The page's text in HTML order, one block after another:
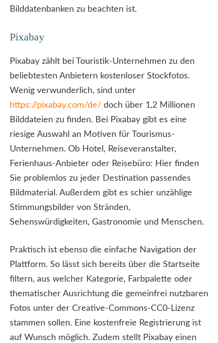
Bilddatenbanken zu beachten ist.
Pixabay
Pixabay zählt bei Touristik-Unternehmen zu den
beliebtesten Anbietern kostenloser Stockfotos.
Wenig verwunderlich, sind unter
https://pixabay.com/de/ doch über 1,2 Millionen
Bilddateien zu finden. Bei Pixabay gibt es eine
riesige Auswahl an Motiven für Tourismus-
Unternehmen. Ob Hotel, Reiseveranstalter,
Ferienhaus-Anbieter oder Reisebüro: Hier finden
Sie problemlos zu jeder Destination passendes
Bildmaterial. Außerdem gibt es schier unzählige
Stimmungsbilder von Stränden,
Sehenswürdigkeiten, Gastronomie und Menschen.
Praktisch ist ebenso die einfache Navigation der
Plattform. So lässt sich bereits über die Startseite
filtern, aus welcher Kategorie, Farbpalette oder
thematischer Ausrichtung die gemeinfrei nutzbaren
Fotos unter der Creative-Commons-CC0-Lizenz
stammen sollen. Eine kostenfreie Registrierung ist
auf Wunsch möglich. Zudem stellt Pixabay einen